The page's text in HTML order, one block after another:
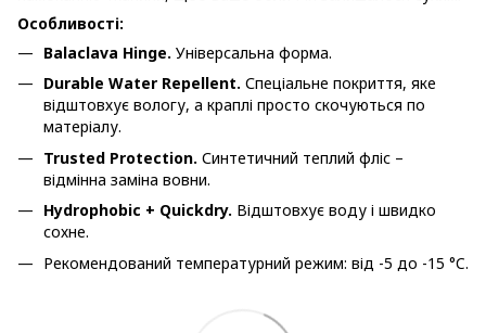
Особливості:
Balaclava Hinge. Універсальна форма.
Durable Water Repellent. Спеціальне покриття, яке
відштовхує вологу, а краплі просто скочуються по
матеріалу.
Trusted Protection. Синтетичний теплий фліс –
відмінна заміна вовни.
Hydrophobic + Quickdry. Відштовхує воду і швидко
сохне.
Рекомендований температурний режим: від -5 до -15 °C.